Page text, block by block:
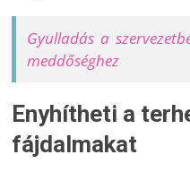
Gyulladás a
meddőséghez
Enyhítheti a
fájdalmakat